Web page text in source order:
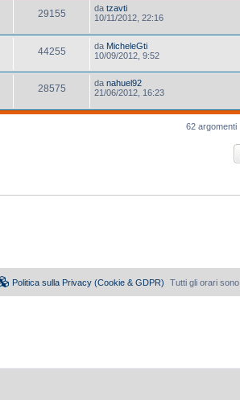
29155 da tzavti
10/11/2012, 22:16
44255 da MicheleGti
10/09/2012, 9:52
28575 da nahuel92
21/06/2012, 16:23
62 argomenti
Tutti gli orari sono
Politica sulla Privacy (Cookie & GDPR)